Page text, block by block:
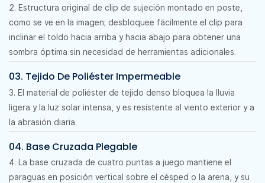
2. Estructura original de clip de sujeción montado en poste,
como se ve en la imagen; desbloquee fácilmente el clip para
inclinar el toldo hacia arriba y hacia abajo para obtener una
sombra óptima sin necesidad de herramientas adicionales.
03. Tejido De Poliéster Impermeable
3. El material de poliéster de tejido denso bloquea la lluvia
ligera y la luz solar intensa, y es resistente al viento exterior y a
la abrasión diaria.
04. Base Cruzada Plegable
4. La base cruzada de cuatro puntas a juego mantiene el
paraguas en posición vertical sobre el césped o la arena, y su